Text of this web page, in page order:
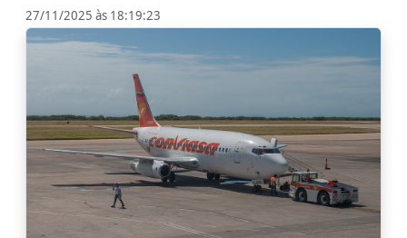
27/11/2025 às 18:19:23